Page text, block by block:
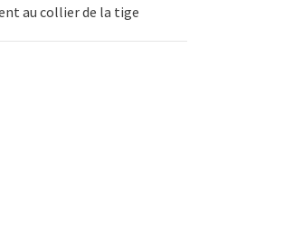
au collier de la tige